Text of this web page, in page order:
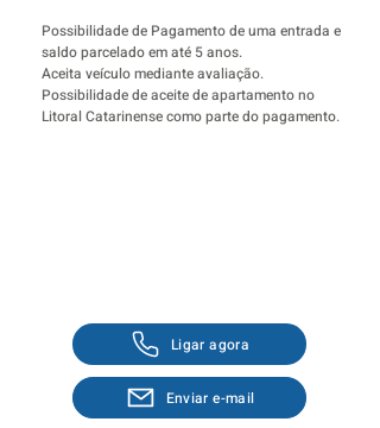
Possibilidade de Pagamento de uma entrada e
saldo parcelado em até 5 anos.
Aceita veículo mediante avaliação.
Possibilidade de aceite de apartamento no
Litoral Catarinense como parte do pagamento.
Ligar agora
Enviar e-mail